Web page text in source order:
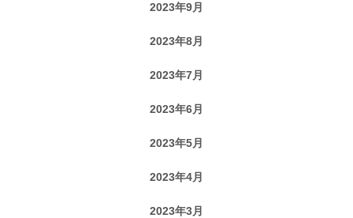
2023年9月
2023年8月
2023年7月
2023年6月
2023年5月
2023年4月
2023年3月